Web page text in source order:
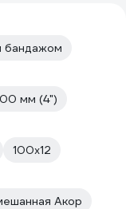
бандажом
мм (4")
100х12
Акор